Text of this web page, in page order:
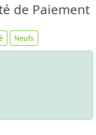
de Paiement
Neufs